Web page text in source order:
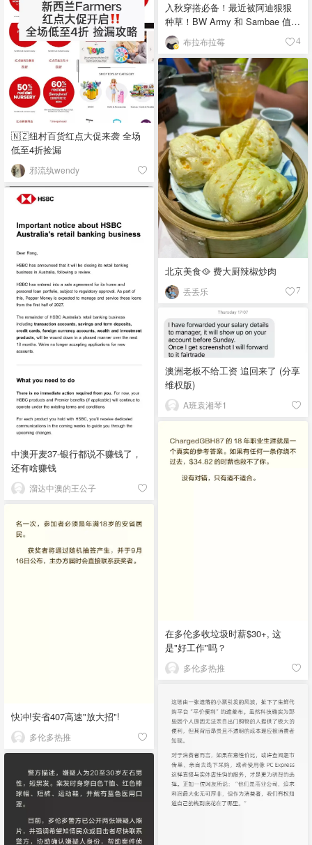
入秋穿搭必备！最近被阿迪狠狠
种草！BW Army 和 Sambae 值得
拥有！布拉布拉莓 4
🇳🇿纽村百货红点大促来袭 全场
低至4折捡漏
邪流纨wendy
北京美食🥘 费大厨辣椒炒肉
丢丢乐 7
中澳开麦37-银行都说不赚钱了，
还有啥赚钱
溜达中澳的王公子
澳洲老板不给工资 追回来了 (分享
维权版)
A班袁湘琴1
在多伦多收垃圾时薪$30+, 这
是"好工作"吗？
多伦多热推
快冲!安省407高速"放大招"!
多伦多热推